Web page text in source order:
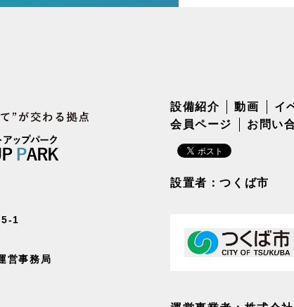
1
営事務局
設備紹介 動画 イ
会員ページ
お問い
設置者：つくば市